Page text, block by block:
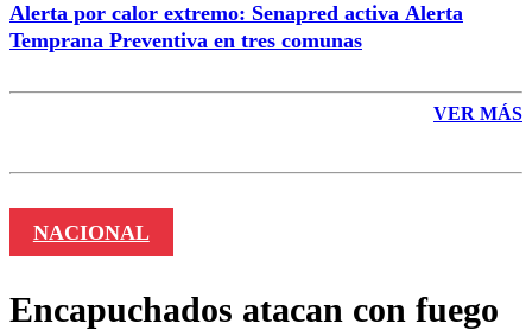
Alerta por calor extremo: Senapred activa Alerta
Temprana Preventiva en tres comunas
VER MÁS
NACIONAL
Encapuchados atacan con fuego